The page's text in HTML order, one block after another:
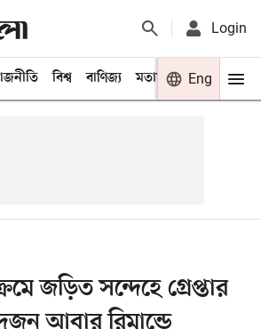
Login
বিশ্ব বাণিজ্য মতামত খেলা
Eng
জড়িত সন্দেহে গ্রেপ্তার
আবার রিমান্ডে